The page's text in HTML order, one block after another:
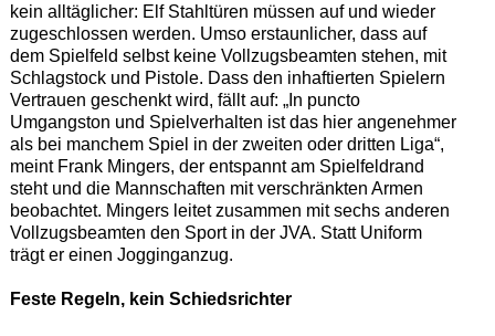
kein alltäglicher: Elf Stahltüren müssen auf und wieder
zugeschlossen werden. Umso erstaunlicher, dass auf
dem Spielfeld selbst keine Vollzugsbeamten stehen, mit
Schlagstock und Pistole. Dass den inhaftierten Spielern
Vertrauen geschenkt wird, fällt auf: „In puncto
Umgangston und Spielverhalten ist das hier angenehmer
als bei manchem Spiel in der zweiten oder dritten Liga“,
meint Frank Mingers, der entspannt am Spielfeldrand
steht und die Mannschaften mit verschränkten Armen
beobachtet. Mingers leitet zusammen mit sechs anderen
Vollzugsbeamten den Sport in der JVA. Statt Uniform
trägt er einen Jogginganzug.
Feste Regeln, kein Schiedsrichter